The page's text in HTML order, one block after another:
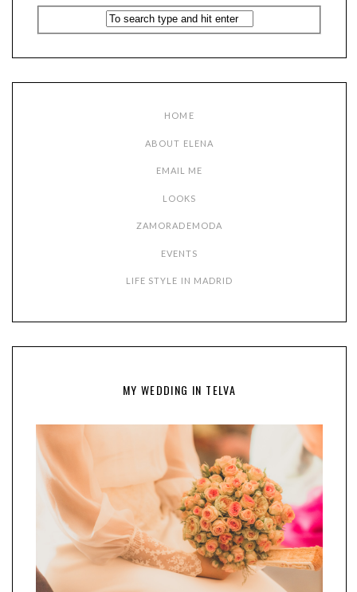
HOME
ABOUT ELENA
EMAIL ME
LOOKS
ZAMORADEMODA
EVENTS
LIFE STYLE IN MADRID
MY WEDDING IN TELVA